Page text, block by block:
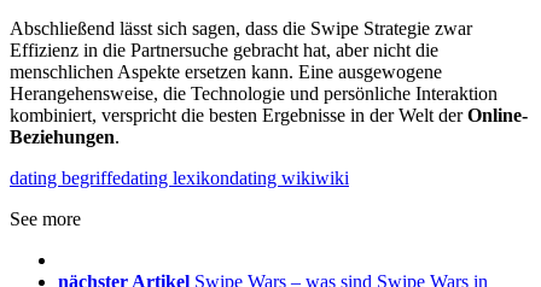
Abschließend lässt sich sagen, dass die Swipe Strategie zwar
Effizienz in die Partnersuche gebracht hat, aber nicht die
menschlichen Aspekte ersetzen kann. Eine ausgewogene
Herangehensweise, die Technologie und persönliche Interaktion
kombiniert, verspricht die besten Ergebnisse in der Welt derOnline-
Beziehungen.
dating begriffedating lexikondating wikiwiki
See more
nächster Artikel Swipe Wars – was sind Swipe Wars in